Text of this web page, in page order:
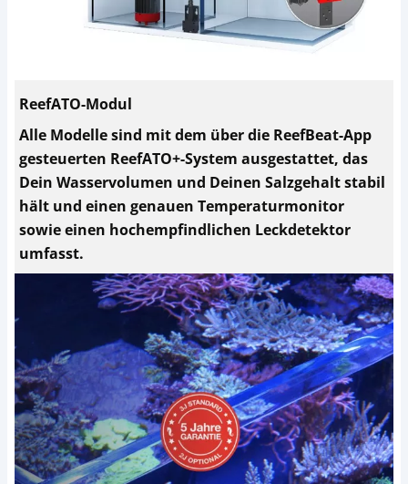
ReefATO-Modul
Alle Modelle sind mit dem über die ReefBeat-App
gesteuerten ReefATO+-System ausgestattet, das
Dein Wasservolumen und Deinen Salzgehalt stabil
hält und einen genauen Temperaturmonitor
sowie einen hochempfindlichen Leckdetektor
umfasst.